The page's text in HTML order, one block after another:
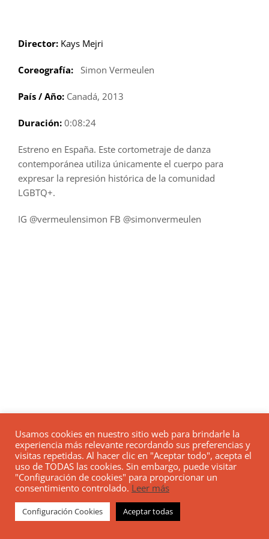
Director: Kays Mejri
Coreografía: Simon Vermeulen
País / Año: Canadá, 2013
Duración: 0:08:24
Estreno en España. Este cortometraje de danza
contemporánea utiliza únicamente el cuerpo para
expresar la represión histórica de la comunidad
LGBTQ+.
IG @vermeulensimon FB @simonvermeulen
Usamos cookies en nuestro sitio web para brindarle la
experiencia más relevante recordando sus preferencias y
visitas repetidas. Al hacer clic en "Aceptar todo", acepta el
uso de TODAS las cookies. Sin embargo, puede visitar
"Configuración de cookies" para proporcionar un
consentimiento controlado. Leer más
Configuración Cookies Aceptar todas